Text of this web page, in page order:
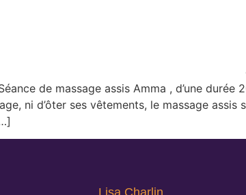
de massage assis Amma , d’une
ni d’ôter ses vêtements, le massage assis